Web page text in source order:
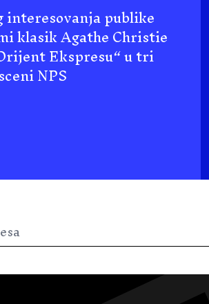
interesovanja publike
klasik Agathe Christie
Ekspresu“ u tri
NPS